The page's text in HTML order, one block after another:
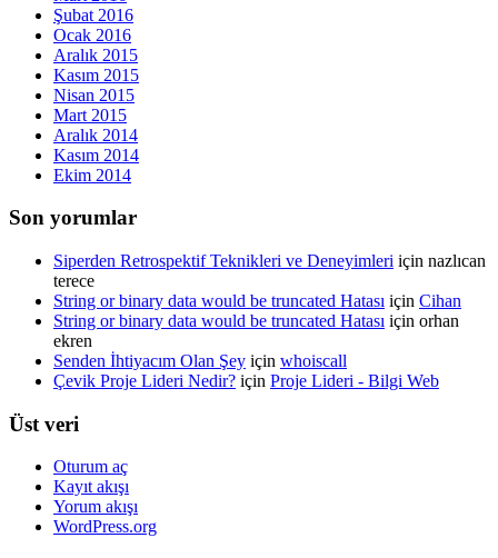
Şubat 2016
Ocak 2016
Aralık 2015
Kasım 2015
Nisan 2015
Mart 2015
Aralık 2014
Kasım 2014
Ekim 2014
Son yorumlar
Siperden Retrospektif Teknikleri ve Deneyimleri için nazlıcan
terece
String or binary data would be truncated Hatası için Cihan
String or binary data would be truncated Hatası için orhan
ekren
Senden İhtiyacım Olan Şey için whoiscall
Çevik Proje Lideri Nedir? için Proje Lideri - Bilgi Web
Üst veri
Oturum aç
Kayıt akışı
Yorum akışı
WordPress.org